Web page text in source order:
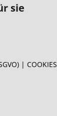
sie
| COOKIES